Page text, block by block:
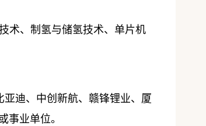
术、制氢与储氢技术、单片机
迪、中创新航、赣锋锂业、厦
事业单位。